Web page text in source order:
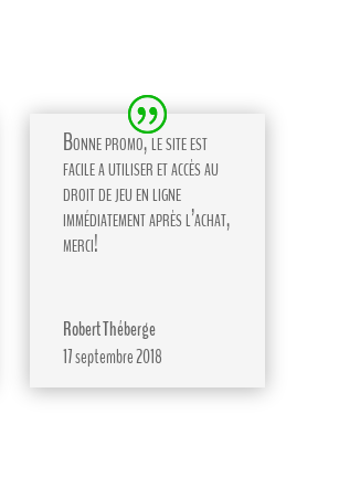
Bonne promo, le site est
facile a utiliser et accès au
droit de jeu en ligne
immédiatement après l’achat,
merci!
Robert Théberge
17 septembre 2018